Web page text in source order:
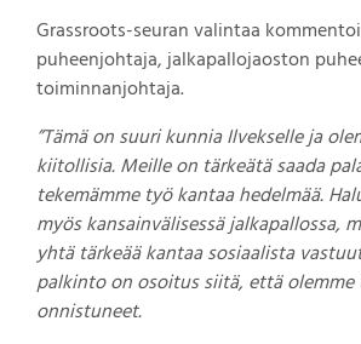
Grassroots-seuran valintaa
puheenjohtaja, jalkapallojaoston
toiminnanjohtaja.
”Tämä on suuri kunnia Ilvekselle ja
kiitollisia. Meille on tärkeätä saada
tekemämme työ kantaa hedelmää.
myös kansainvälisessä jalkapallossa,
yhtä tärkeää kantaa sosiaalista
palkinto on osoitus siitä, että olemme
onnistuneet.